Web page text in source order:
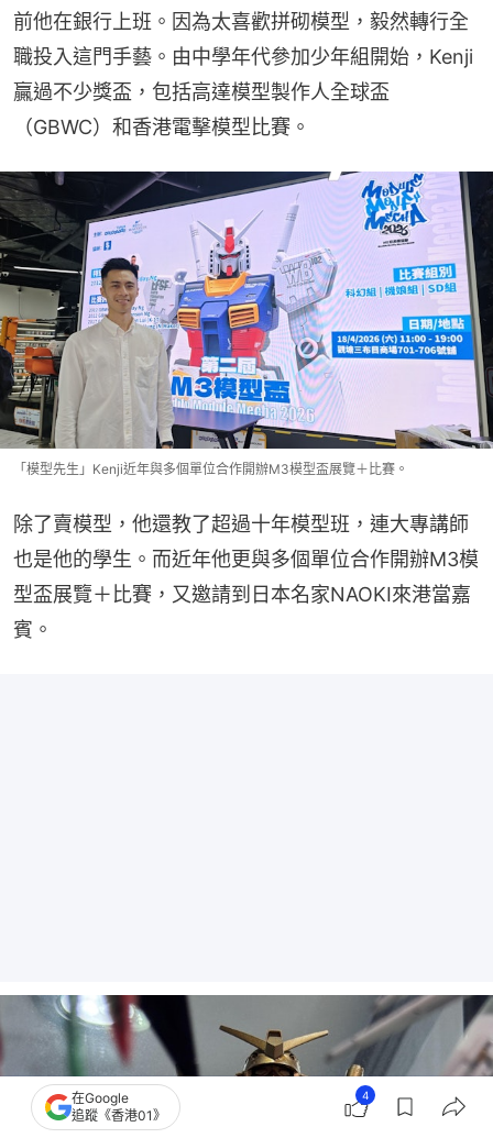
前他在銀行上班。因為太喜歡拼砌模型，毅然轉行全
職投入這門手藝。由中學年代參加少年組開始，Kenji
贏過不少獎盃，包括高達模型製作人全球盃
（GBWC）和香港電擊模型比賽。
「模型先生」Kenji近年與多個單位合作開辦M3模型盃展覽＋比賽。
除了賣模型，他還教了超過十年模型班，連大專講師
也是他的學生。而近年他更與多個單位合作開辦M3模
型盃展覽＋比賽，又邀請到日本名家NAOKI來港當嘉
賓。
在Google
追蹤《香港01》
4